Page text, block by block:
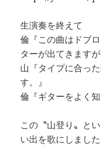
生演奏を終えて
倫『この曲はドブ
ターが出てきますが
山『タイプに合っ
す。』
倫『ギターをよく
この〝山登り〟と
い出を歌にしまし